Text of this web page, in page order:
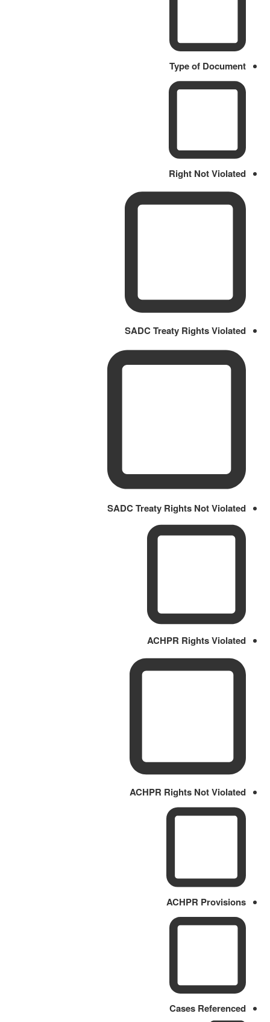
Type of Document
Right Not Violated
SADC Treaty Rights Violated
SADC Treaty Rights Not Violated
ACHPR Rights Violated
ACHPR Rights Not Violated
ACHPR Provisions
Cases Referenced